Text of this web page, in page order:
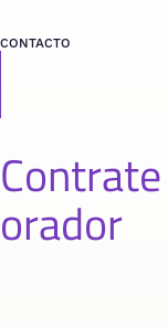
CONTACTO
Contrate
orador